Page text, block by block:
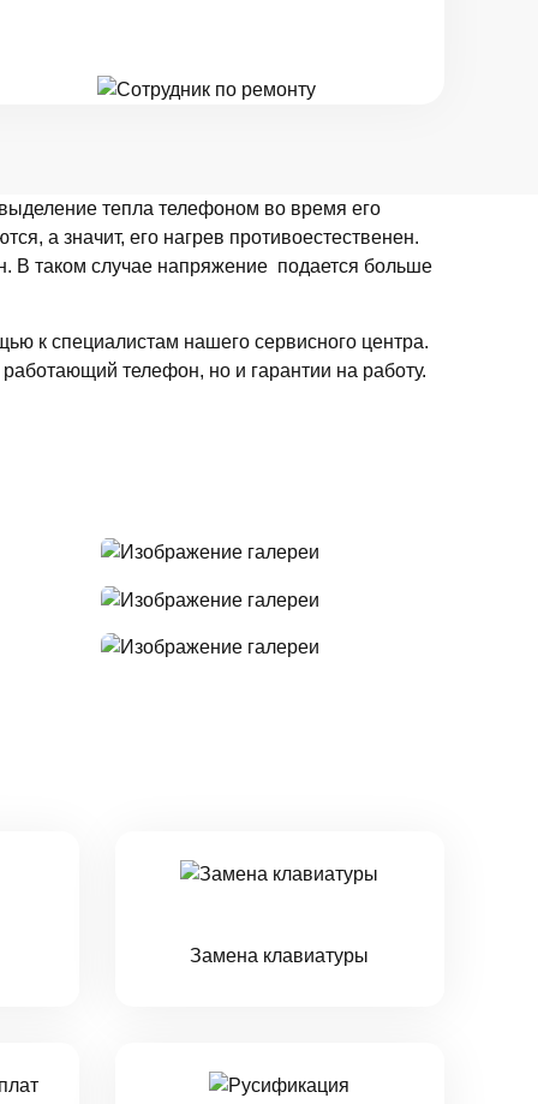
тепла телефоном во время его
а значит, его нагрев противоестественен.
В таком случае напряжение подается больше
к специалистам нашего сервисного центра.
телефон, но и гарантии на работу.
Замена клавиатуры